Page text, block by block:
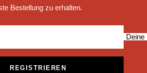
Bestellung zu erhalten.
Deine
REGISTRIEREN